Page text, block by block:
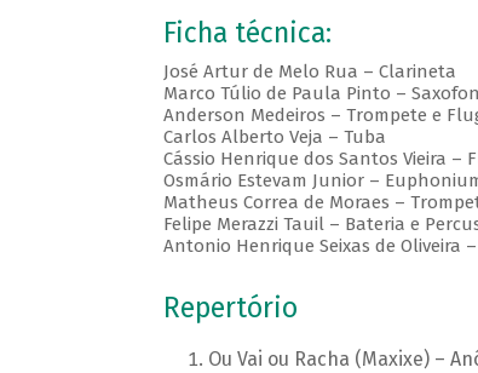
Ficha técnica:
José Artur de Melo Rua – Clarineta
Marco Túlio de Paula Pinto –
Anderson Medeiros – Trompete e
Carlos Alberto Veja – Tuba
Cássio Henrique dos Santos Vieira –
Osmário Estevam Junior –
Matheus Correa de Moraes –
Felipe Merazzi Tauil – Bateria e
Antonio Henrique Seixas de Oliveira
Repertório
Ou Vai ou Racha (Maxixe) –